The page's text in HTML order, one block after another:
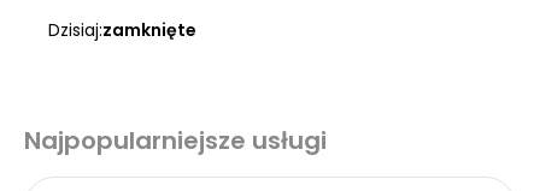
Dzisiaj:zamknięte
Najpopularniejsze usługi